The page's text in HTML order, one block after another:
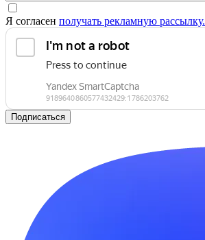
Я согласен получать рекламную рассылку.